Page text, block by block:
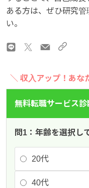
ある方は、ぜひ研究
い。
＼ 収入アップ！あな
無料転職サービス診
問1：年齢を選択し
20代
40代